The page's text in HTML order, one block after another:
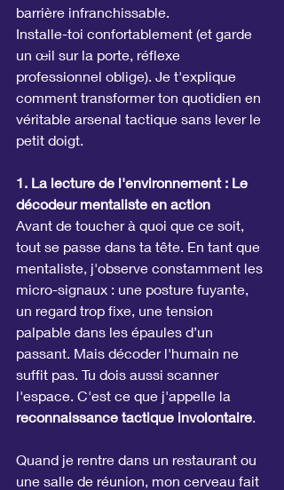
barrière infranchissable.
Installe-toi confortablement (et garde
un œil sur la porte, réflexe
professionnel oblige). Je t'explique
comment transformer ton quotidien en
véritable arsenal tactique sans lever le
petit doigt.
1. La lecture de l'environnement : Le
décodeur mentaliste en action
Avant de toucher à quoi que ce soit,
tout se passe dans ta tête. En tant que
mentaliste, j'observe constamment les
micro-signaux : une posture fuyante,
un regard trop fixe, une tension
palpable dans les épaules d’un
passant. Mais décoder l'humain ne
suffit pas. Tu dois aussi scanner
l'espace. C'est ce que j'appelle la
reconnaissance tactique involontaire.
Quand je rentre dans un restaurant ou
une salle de réunion, mon cerveau fait